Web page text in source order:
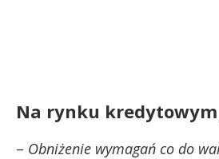
Na rynku
– Obniżenie wymagań co do